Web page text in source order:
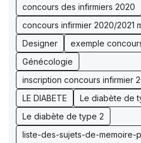
concours des infirmiers 2020
concours infirmier 2020/2021
Designer
exemple
Génécologie
inscription concours infirmier
LE DIABETE
Le diabète de
Le diabète de type 2
liste-des-sujets-de-memoire-